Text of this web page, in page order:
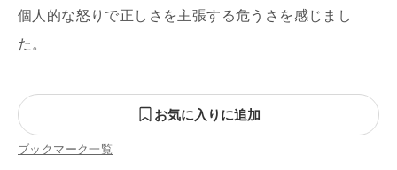
個人的な怒りで正しさを主張する危うさを感じまし
た。
お気に入りに追加
ブックマーク一覧